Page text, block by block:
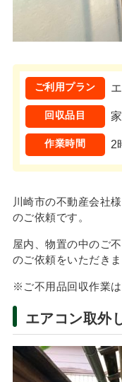
ご利用プラン
回収品目
作業時間 2
川崎市の不動産会社
のご依頼です。
屋内、物置の中のご
のご依頼をいただきま
※ご不用品回収作業
エアコン取外